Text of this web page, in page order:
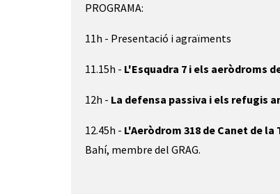
PROGRAMA:
11h - Presentació i agraïments
11.15h - L'Esquadra 7 i els aeròdroms
12h - La defensa passiva i els refugis
12.45h - L'Aeròdrom 318 de Canet de
Bahí, membre del GRAG.